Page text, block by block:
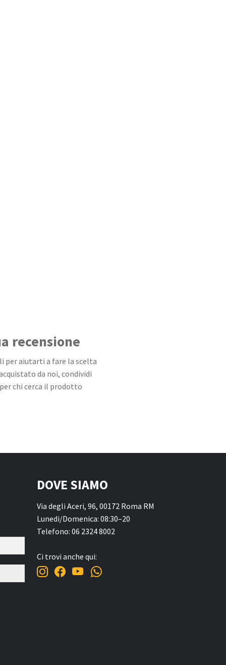
recensione
per aiutarti a fare la scelta
da noi, condividi
chi cerca il prodotto
DOVE SIAMO
Via degli Aceri, 96, 00172 Roma RM
Lunedi/Domenica: 08:30–20
Telefono: 06 2324 8002
Ci trovi anche qui: